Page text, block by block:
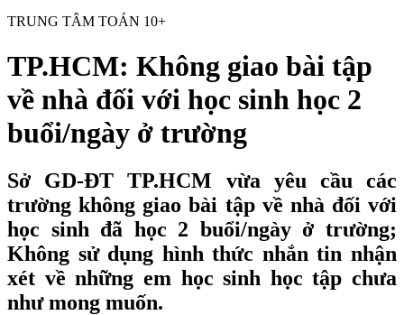
TRUNG TÂM TOÁN 10+
TP.HCM: Không giao bài tập
về nhà đối với học sinh học 2
buổi/ngày ở trường
Sở GD-ĐT TP.HCM vừa yêu cầu các
trường không giao bài tập về nhà đối với
học sinh đã học 2 buổi/ngày ở trường;
Không sử dụng hình thức nhắn tin nhận
xét về những em học sinh học tập chưa
như mong muốn.